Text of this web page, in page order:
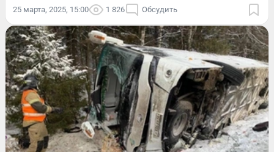
25 марта, 2025, 15:00 1 826 Обсудить